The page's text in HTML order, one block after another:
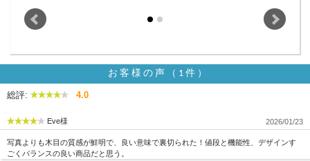
お客様の声（1件）
総評: 4.0
Eve様 2026/01/23
写真よりも木目の質感が鮮明で、良い意味で裏切られた！値段と機能性、デザインす
ごくバランスの良い商品だと思う。